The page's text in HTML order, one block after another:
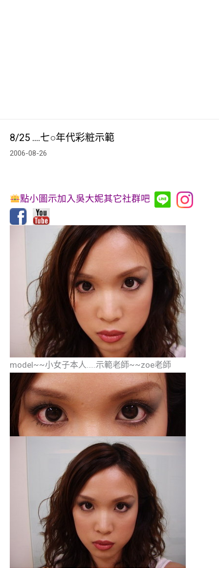
8/25 ….七○年代彩粧示範
2006-08-26
點小圖示加入吳大妮其它社群吧
model~~小女子本人…..示範老師~~zoe老師